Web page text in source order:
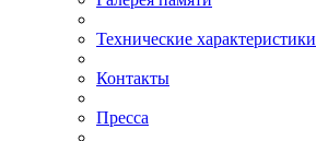
Технические характеристики
Контакты
Пресса